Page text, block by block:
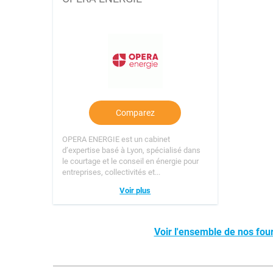
Comparez
OPERA ENERGIE est un cabinet
d’expertise basé à Lyon, spécialisé dans
le courtage et le conseil en énergie pour
entreprises, collectivités et...
Voir plus
Voir l'ensemble de nos